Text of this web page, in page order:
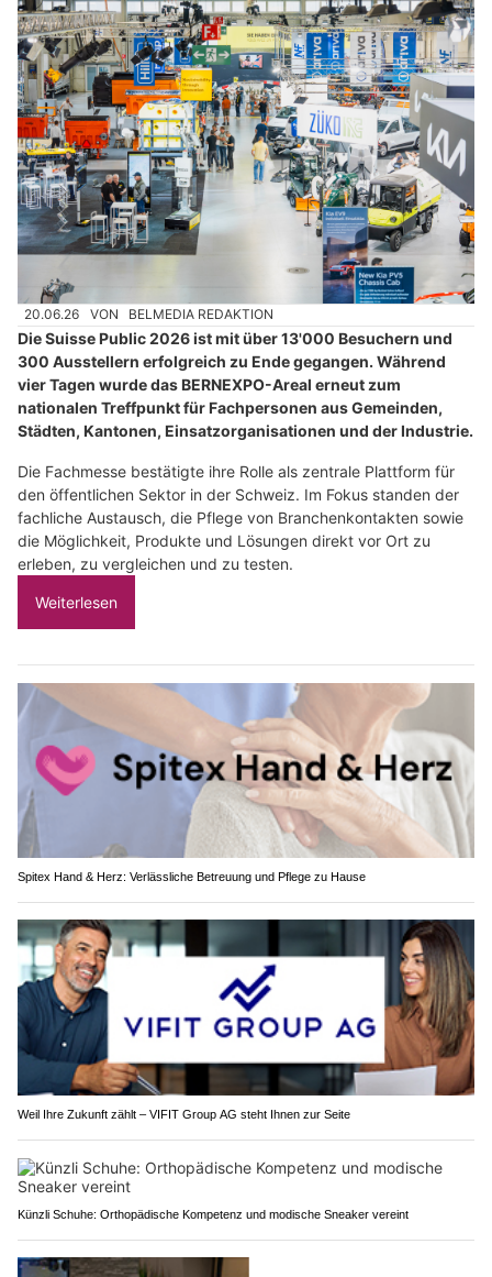
20.06.26 VON BELMEDIA REDAKTION
Die Suisse Public 2026 ist mit über 13'000 Besuchern und
300 Ausstellern erfolgreich zu Ende gegangen. Während
vier Tagen wurde das BERNEXPO-Areal erneut zum
nationalen Treffpunkt für Fachpersonen aus Gemeinden,
Städten, Kantonen, Einsatzorganisationen und der Industrie.
Die Fachmesse bestätigte ihre Rolle als zentrale Plattform für
den öffentlichen Sektor in der Schweiz. Im Fokus standen der
fachliche Austausch, die Pflege von Branchenkontakten sowie
die Möglichkeit, Produkte und Lösungen direkt vor Ort zu
erleben, zu vergleichen und zu testen.
Weiterlesen
Spitex Hand & Herz: Verlässliche Betreuung und Pflege zu Hause
Weil Ihre Zukunft zählt – VIFIT Group AG steht Ihnen zur Seite
Künzli Schuhe: Orthopädische Kompetenz und modische Sneaker vereint